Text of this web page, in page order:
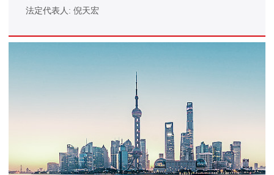
法定代表人: 倪天宏